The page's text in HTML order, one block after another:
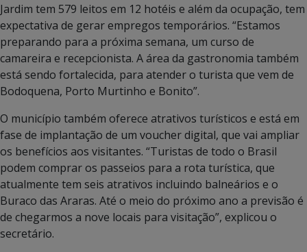
Jardim tem 579 leitos em 12 hotéis e além da ocupação, tem
expectativa de gerar empregos temporários. “Estamos
preparando para a próxima semana, um curso de
camareira e recepcionista. A área da gastronomia também
está sendo fortalecida, para atender o turista que vem de
Bodoquena, Porto Murtinho e Bonito”.
O município também oferece atrativos turísticos e está em
fase de implantação de um voucher digital, que vai ampliar
os benefícios aos visitantes. “Turistas de todo o Brasil
podem comprar os passeios para a rota turística, que
atualmente tem seis atrativos incluindo balneários e o
Buraco das Araras. Até o meio do próximo ano a previsão é
de chegarmos a nove locais para visitação”, explicou o
secretário.